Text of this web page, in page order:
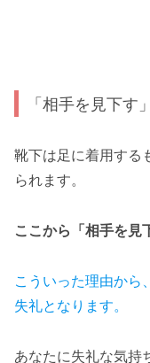
「相手を見下す
靴下は足に着用する
られます。
ここから「相手を見
こういった理由から
失礼となります。
あなたに失礼な気持